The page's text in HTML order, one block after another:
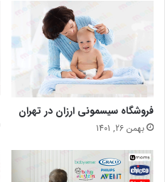
فروشگاه سیسمونی ارزان در تهران
بهمن 26, 1401